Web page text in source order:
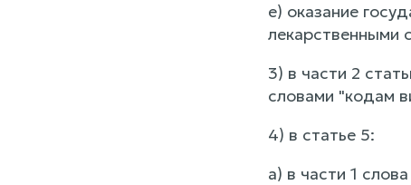
е) оказание
лекарственными
3) в части 2
словами "кодам
4) в статье 5:
а) в части 1